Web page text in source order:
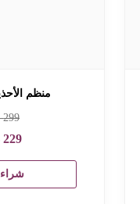
منظم
299
229
شراء